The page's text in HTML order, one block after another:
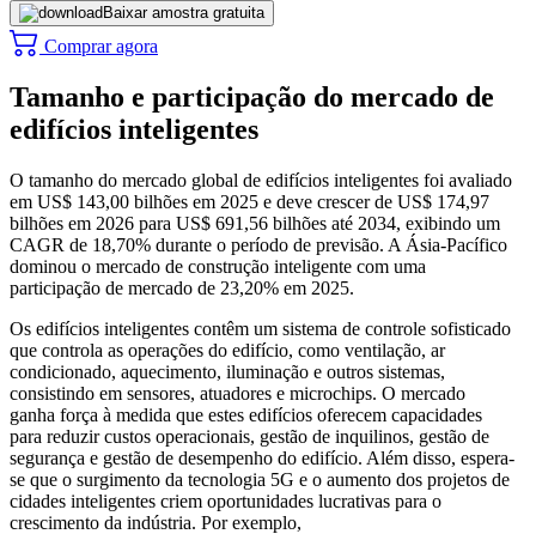
Baixar amostra gratuita
Comprar agora
Tamanho e participação do mercado de
edifícios inteligentes
O tamanho do mercado global de edifícios inteligentes foi avaliado
em US$ 143,00 bilhões em 2025 e deve crescer de US$ 174,97
bilhões em 2026 para US$ 691,56 bilhões até 2034, exibindo um
CAGR de 18,70% durante o período de previsão. A Ásia-Pacífico
dominou o mercado de construção inteligente com uma
participação de mercado de 23,20% em 2025.
Os edifícios inteligentes contêm um sistema de controle sofisticado
que controla as operações do edifício, como ventilação, ar
condicionado, aquecimento, iluminação e outros sistemas,
consistindo em sensores, atuadores e microchips. O mercado
ganha força à medida que estes edifícios oferecem capacidades
para reduzir custos operacionais, gestão de inquilinos, gestão de
segurança e gestão de desempenho do edifício. Além disso, espera-
se que o surgimento da tecnologia 5G e o aumento dos projetos de
cidades inteligentes criem oportunidades lucrativas para o
crescimento da indústria. Por exemplo,